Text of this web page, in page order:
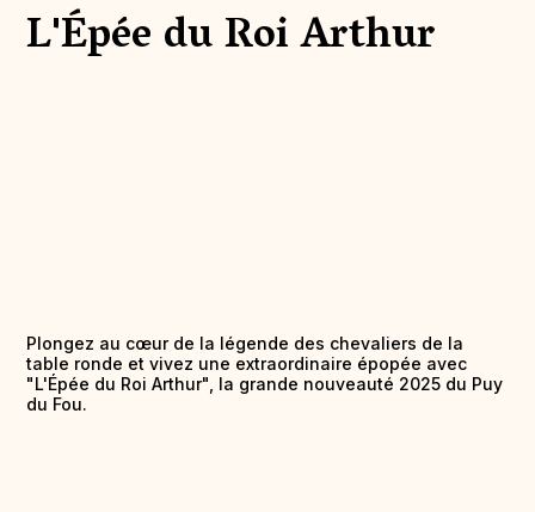
L'Épée du Roi Arthur
Plongez au cœur de la légende des chevaliers de la
table ronde et vivez une extraordinaire épopée avec
"L'Épée du Roi Arthur", la grande nouveauté 2025 du Puy
du Fou.